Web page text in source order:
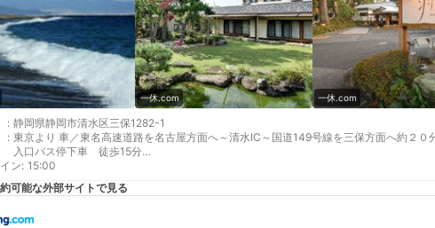
一休.com 一休.com
: 静岡県静岡市清水区三保1282-1
: 東京より 車／東名高速道路を名古屋方面へ～清水IC～国道149号線を三保方面へ約２
入口バス停下車 徒歩15分
名古屋より 車／東名高速道路を東京方面へ～静岡IC～国道150号線久能街道を三保方
保松原入口バス停下車 徒歩15分
最寄り駅１ 清水
補足 車／EV(電気自動車)充電スタンド有り駐車スペース：15台収容可能／平地 車以外
ン: 15:00
可能な外部サイトで見る